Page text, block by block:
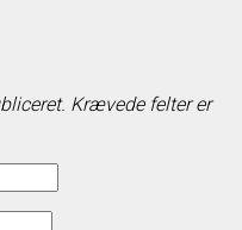
Krævede felter er